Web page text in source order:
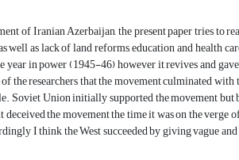
of Iranian Azerbaijan, the present paper tries to
well as lack of land reforms, education and health
year in power (1945-46) however it revives and
the researchers that the movement culminated
Soviet Union initially supported the movement
the movement the time it was on the verge
I think the West succeeded by giving vague